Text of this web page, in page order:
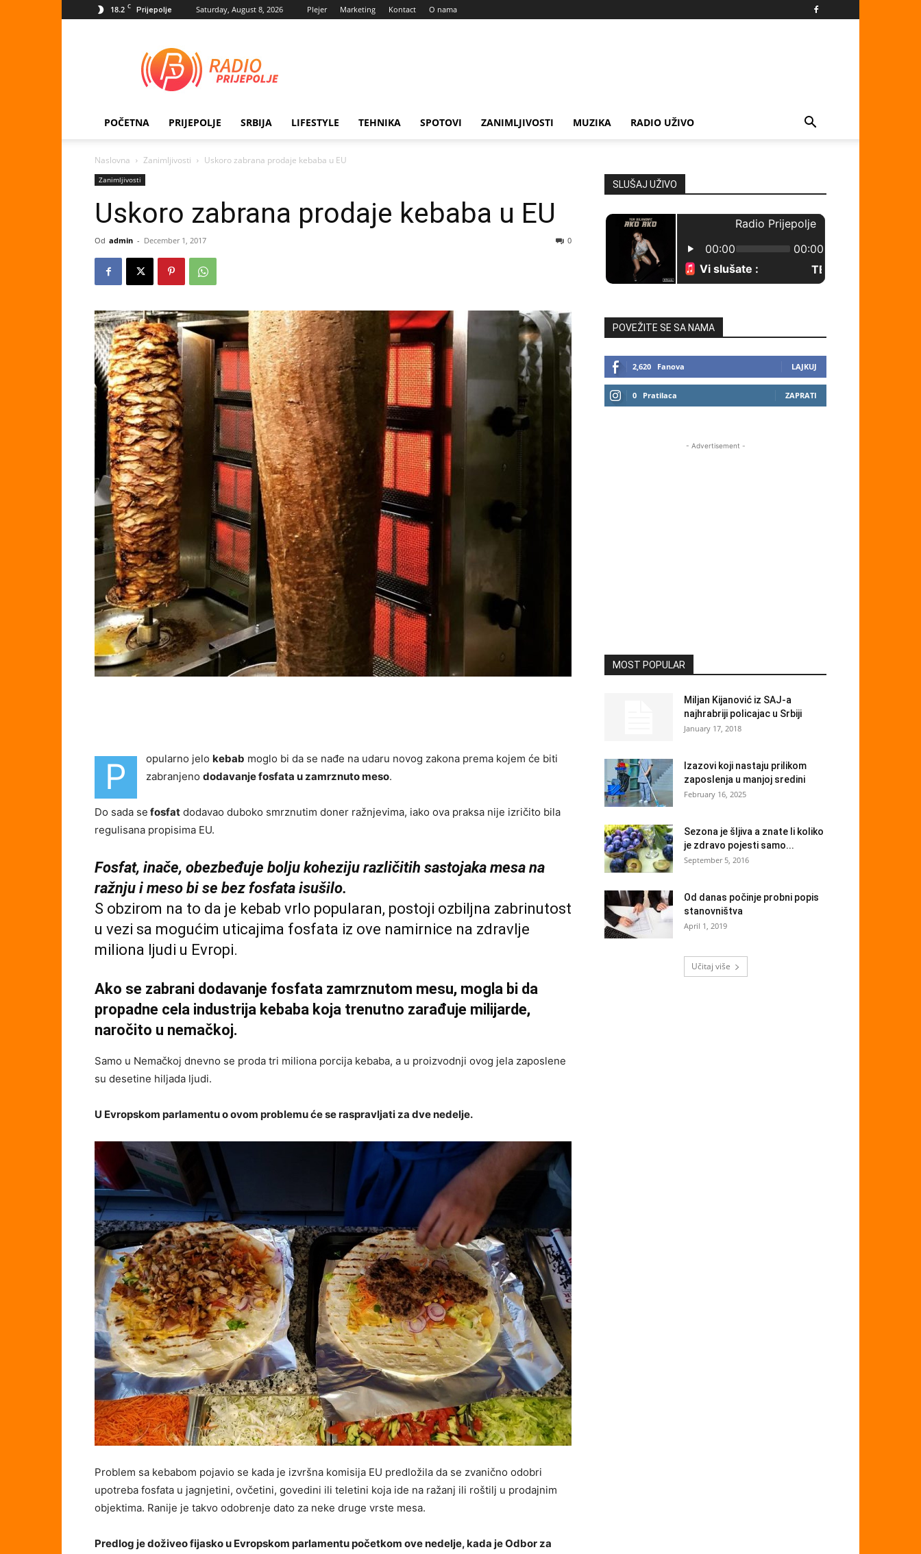
18.2 C Prijepolje Saturday, August 8, 2026 Plejer Marketing Kontact O nama
Prijepolje
POČETNA PRIJEPOLJE SRBIJA LIFESTYLE TEHNIKA SPOTOVI ZANIMLJIVOSTI MUZIKA RADIO UŽIVO
Naslovna Zanimljivosti Uskoro zabrana prodaje kebaba u EU
Zanimljivosti
Uskoro zabrana prodaje kebaba u EU
Od admin - December 1, 2017 0
P opularno jelo kebab moglo bi da se nađe na udaru novog zakona prema kojem će biti
zabranjeno dodavanje fosfata u zamrznuto meso.
Do sada se fosfat dodavao duboko smrznutim doner ražnjevima, iako ova praksa nije izričito bila
regulisana propisima EU.
Fosfat, inače, obezbeđuje bolju koheziju različitih sastojaka mesa na
ražnju i meso bi se bez fosfata isušilo.
S obzirom na to da je kebab vrlo popularan, postoji ozbiljna zabrinutost
u vezi sa mogućim uticajima fosfata iz ove namirnice na zdravlje
miliona ljudi u Evropi.
Ako se zabrani dodavanje fosfata zamrznutom mesu, mogla bi da
propadne cela industrija kebaba koja trenutno zarađuje milijarde,
naročito u nemačkoj.
Samo u Nemačkoj dnevno se proda tri miliona porcija kebaba, a u proizvodnji ovog jela zaposlene
su desetine hiljada ljudi.
U Evropskom parlamentu o ovom problemu će se raspravljati za dve nedelje.
Problem sa kebabom pojavio se kada je izvršna komisija EU predložila da se zvanično odobri
upotreba fosfata u jagnjetini, ovčetini, govedini ili teletini koja ide na ražanj ili roštilj u prodajnim
objektima. Ranije je takvo odobrenje dato za neke druge vrste mesa.
Predlog je doživeo fijasko u Evropskom parlamentu početkom ove nedelje, kada je Odbor za
SLUŠAJ UŽIVO
POVEŽITE SE SA NAMA
2,620 Fanova LAJKUJ
0 Pratilaca ZAPRATI
- Advertisement -
MOST POPULAR
Miljan Kijanović iz SAJ-a
najhrabriji policajac u Srbiji
January 17, 2018
Izazovi koji nastaju prilikom
zaposlenja u manjoj sredini
February 16, 2025
Sezona je šljiva a znate li koliko
je zdravo pojesti samo...
September 5, 2016
Od danas počinje probni popis
stanovništva
April 1, 2019
Učitaj više